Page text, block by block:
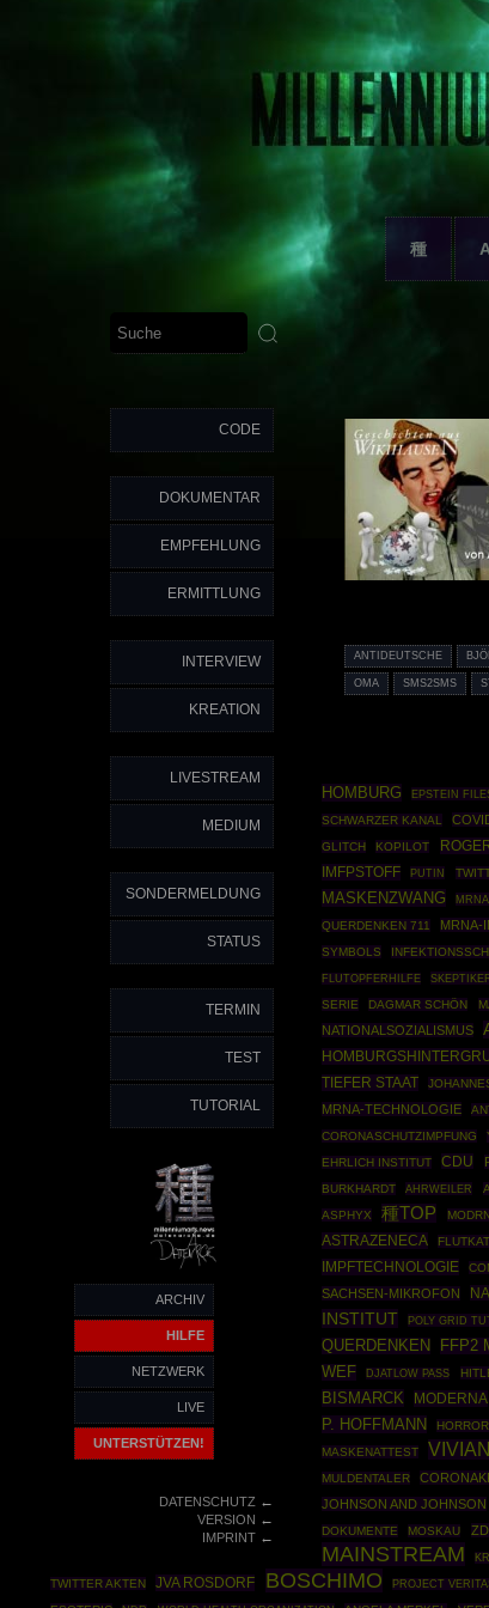
種
CODE
DOKUMENTAR
EMPFEHLUNG
ERMITTLUNG
INTERVIEW
KREATION
LIVESTREAM
MEDIUM
SONDERMELDUNG
STATUS
TERMIN
TEST
TUTORIAL
ARCHIV
HILFE
NETZWERK
LIVE
UNTERSTÜTZEN!
DATENSCHUTZ←
VERSION ←
IMPRINT←
ANTIDEUTSCHE
OMA SMS2SMS
HOMBURG
EPSTEIN
SCHWARZER KANAL
GLITCH KOPILOT
IMFPSTOFF
PUTIN
MASKENZWANG
QUERDENKEN 711 MRNA-
SYMBOLS
FLUTOPFERHILFE
SERIE DAGMAR SCHÖN
NATIONALSOZIALISMUS
TIEFER STAAT
MRNA-TECHNOLOGIE
CORONASCHUTZIMPFUNG
EHRLICH INSTITUT
CDU
BURKHARDT
AHRWEILER
ASPHYX 種TOP
ASTRAZENECA
IMPFTECHNOLOGIE
SACHSEN-MIKROFON
INSTITUT
POLY GRID
QUERDENKEN FFP2
WEF DJATLOW PASS
BISMARCK
MODERNA
P. HOFFMANN
HORROR
MASKENATTEST
MULDENTALER
JOHNSON AND JOHNSON
DOKUMENTE
MOSKAU
MAINSTREAM
TWITTER AKTEN JVA ROSDORF BOSCHIMO PROJECT